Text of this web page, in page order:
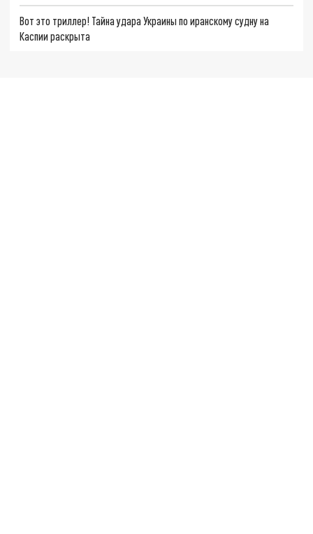
Вот это триллер! Тайна удара Украины по иранскому судну на
Каспии раскрыта